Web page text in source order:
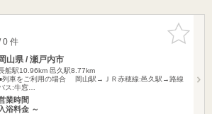
お気に入
りに追加
件
山県 / 瀬戸内市
船駅10.96km 邑久駅8.77km
列車をご利用の場合 岡山駅→ＪＲ赤穂線:邑久駅→路線
ス:牛窓…
業時間
入浴料金 ～